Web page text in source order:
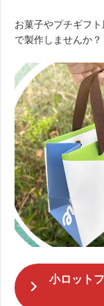
お菓子やプチギフ
で製作しませんか？
小ロット